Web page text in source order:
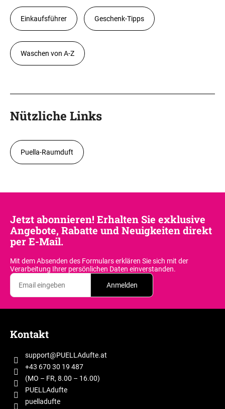
Einkaufsführer Geschenk-Tipps
Waschen von A-Z
Nützliche Links
Puella-Raumduft
Jetzt abonnieren! Erhalten Sie exklusive
Angebote, Rabatte und Neuigkeiten direkt
per E-Mail.
Mit dem Absenden des Formulars erklären Sie sich mit der
Verarbeitung Ihrer persönlichen Daten einverstanden.
Anmelden
Kontakt
support@PUELLAdufte.at
+43 670 30 19 487
(MO – FR, 8.00 – 16.00)
PUELLAdufte
puelladufte